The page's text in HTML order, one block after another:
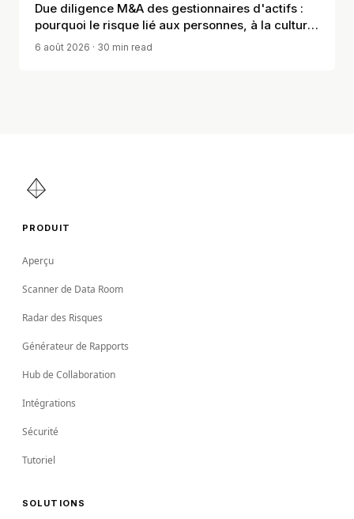
Due diligence M&A des gestionnaires d'actifs :
pourquoi le risque lié aux personnes, à la culture
et à la distribution compte
6 août 2026 · 30 min read
PRODUIT
Aperçu
Scanner de Data Room
Radar des Risques
Générateur de Rapports
Hub de Collaboration
Intégrations
Sécurité
Tutoriel
SOLUTIONS